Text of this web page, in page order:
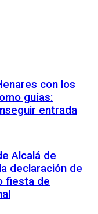
con los
guías:
entrada
Alcalá de
declaración de
fiesta de